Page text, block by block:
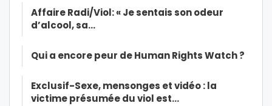
Affaire Radi/Viol: « Je sentais son odeur
d’alcool, sa…
Qui a encore peur de Human Rights Watch ?
Exclusif-Sexe, mensonges et vidéo : la
victime présumée du viol est…